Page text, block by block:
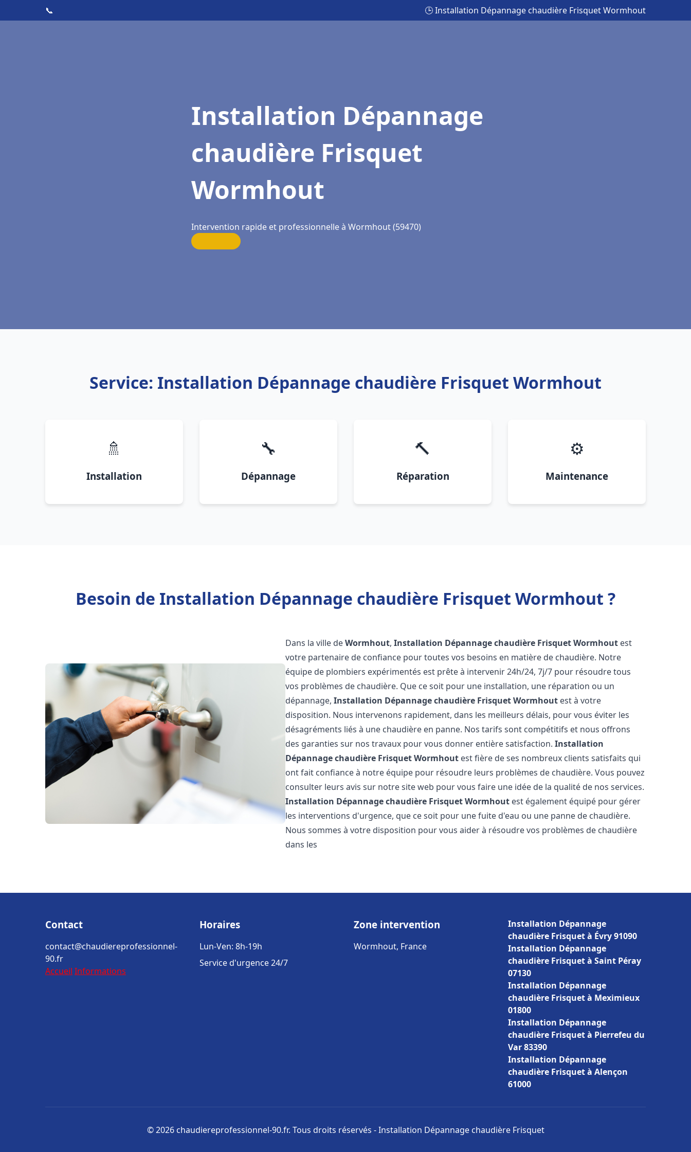
📞 🕒 Installation Dépannage chaudière Frisquet Wormhout
Installation Dépannage
chaudière Frisquet
Wormhout
Intervention rapide et professionnelle à Wormhout (59470)
Service: Installation Dépannage chaudière Frisquet Wormhout
🚿
Installation
🔧
Dépannage
🔨
Réparation
⚙️
Maintenance
Besoin de Installation Dépannage chaudière Frisquet Wormhout ?
Dans la ville deWormhout,Installation Dépannage chaudière FrisquetWormhout est
votre partenaire de confiance pour toutes vos besoins en matière de chaudière. Notre
équipe de plombiers expérimentés est prête à intervenir 24h/24, 7j/7 pour résoudre tous
vos problèmes de chaudière. Que ce soit pour une installation, une réparation ou un
dépannage,Installation Dépannage chaudière FrisquetWormhout est à votre
disposition. Nous intervenons rapidement, dans les meilleurs délais, pour vous éviter les
désagréments liés à une chaudière en panne. Nos tarifs sont compétitifs et nous offrons
des garanties sur nos travaux pour vous donner entière satisfaction.Installation
Dépannage chaudière FrisquetWormhout est fière de ses nombreux clients satisfaits qui
ont fait confiance à notre équipe pour résoudre leurs problèmes de chaudière. Vous pouvez
consulter leurs avis sur notre site web pour vous faire une idée de la qualité de nos services.
Installation Dépannage chaudière FrisquetWormhout est également équipé pour gérer
les interventions d'urgence, que ce soit pour une fuite d'eau ou une panne de chaudière.
Nous sommes à votre disposition pour vous aider à résoudre vos problèmes de chaudière
dans les
Contact
contact@chaudiereprofessionnel-
90.fr
Accueil Informations
Horaires
Lun-Ven: 8h-19h
Service d'urgence 24/7
Zone intervention
Wormhout, France
Installation Dépannage
chaudière Frisquet à Évry 91090
Installation Dépannage
chaudière Frisquet à Saint Péray
07130
Installation Dépannage
chaudière Frisquet à Meximieux
01800
Installation Dépannage
chaudière Frisquet à Pierrefeu du
Var 83390
Installation Dépannage
chaudière Frisquet à Alençon
61000
© 2026 chaudiereprofessionnel-90.fr. Tous droits réservés - Installation Dépannage chaudière Frisquet